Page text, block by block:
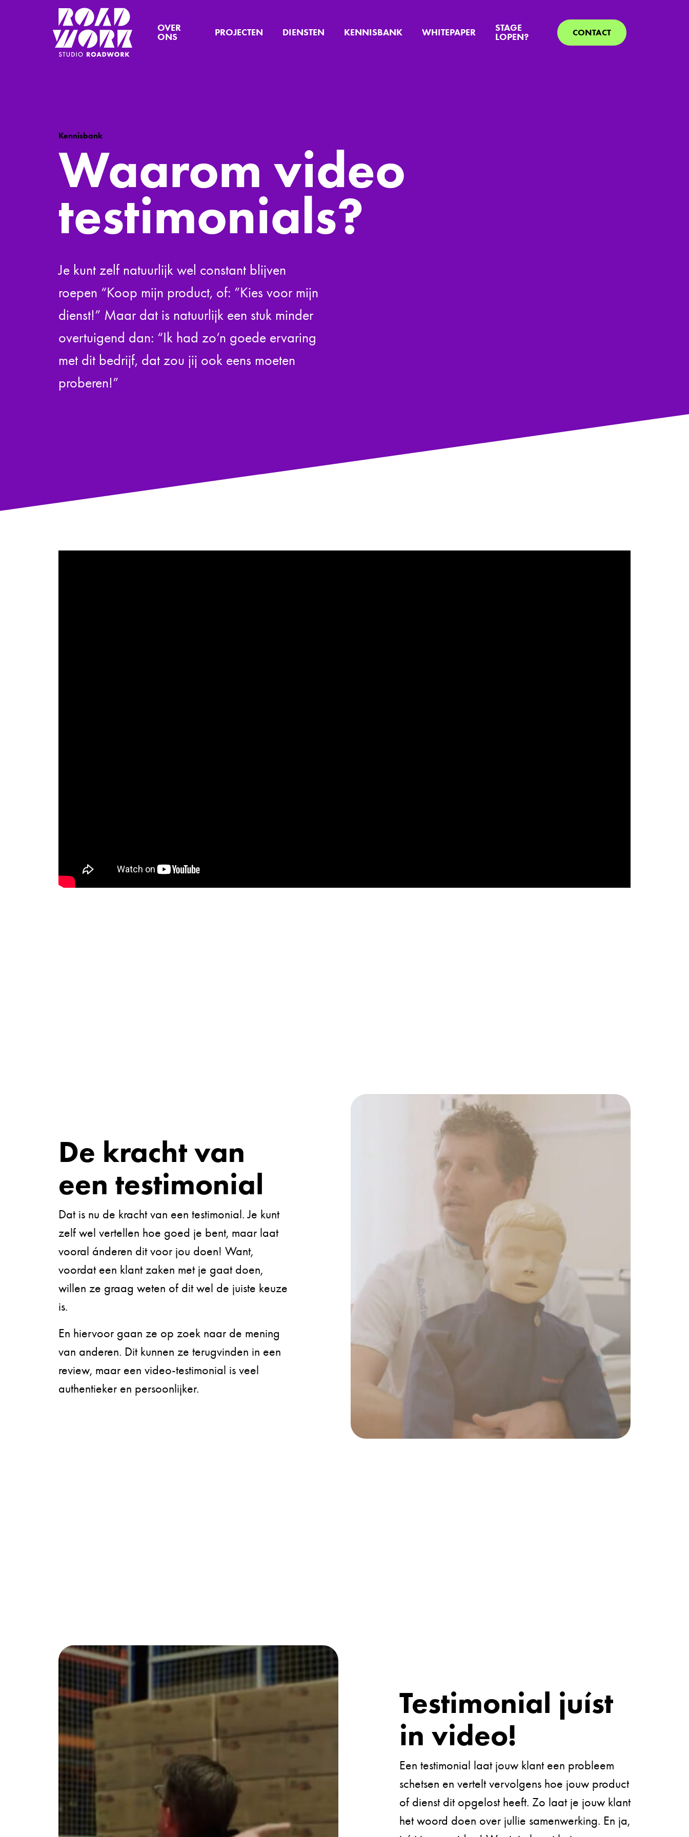
OVER
ONS
PROJECTEN DIENSTEN KENNISBANK WHITEPAPER
STAGE
LOPEN?
CONTACT
Kennisbank
Waarom video
testimonials?
Je kunt zelf natuurlijk wel constant blijven
roepen “Koop mijn product, of: ”Kies voor mijn
dienst!” Maar dat is natuurlijk een stuk minder
overtuigend dan: “Ik had zo’n goede ervaring
met dit bedrijf, dat zou jij ook eens moeten
proberen!”
De kracht van
een testimonial
Dat is nu de kracht van een testimonial. Je kunt
zelf wel vertellen hoe goed je bent, maar laat
vooral ánderen dit voor jou doen! Want,
voordat een klant zaken met je gaat doen,
willen ze graag weten of dit wel de juiste keuze
is.
En hiervoor gaan ze op zoek naar de mening
van anderen. Dit kunnen ze terugvinden in een
review, maar een video-testimonial is veel
authentieker en persoonlijker.
Testimonial juíst
in video!
Een testimonial laat jouw klant een probleem
schetsen en vertelt vervolgens hoe jouw product
of dienst dit opgelost heeft. Zo laat je jouw klant
het woord doen over jullie samenwerking. En ja,